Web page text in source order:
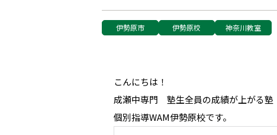
伊勢原市 伊勢原校 神奈川教室
こんにちは！
成瀬中専門 塾生全員の成績が上がる
個別指導WAM伊勢原校です。